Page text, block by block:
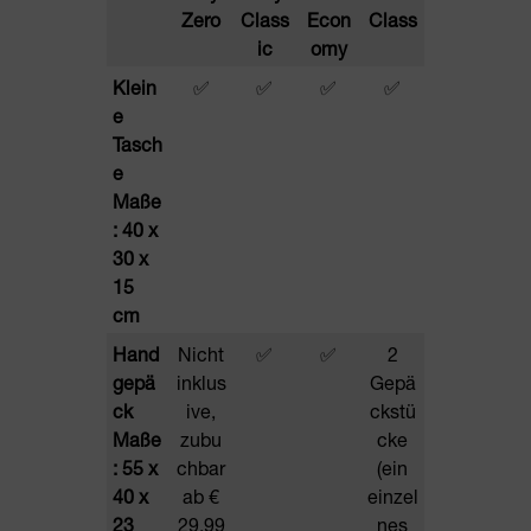
Zero
Class
ic
Econ
omy
Class
Klein
e
Tasch
e
Maße
: 40 x
30 x
15
cm
✅ ✅ ✅ ✅
Hand
gepä
ck
Maße
: 55 x
40 x
23
Nicht
inklus
ive,
zubu
chbar
ab €
29,99
✅ ✅
2
Gepä
ckstü
cke
(ein
einzel
nes